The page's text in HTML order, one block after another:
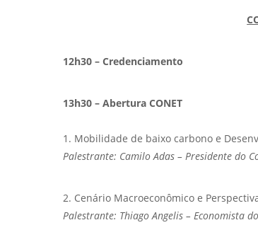
12h30 – Credenciamento
13h30 – Abertura CONET
1. Mobilidade de baixo carbono e
Palestrante: Camilo Adas – Presidente do
2. Cenário Macroeconômico e
Palestrante: Thiago Angelis – Economista